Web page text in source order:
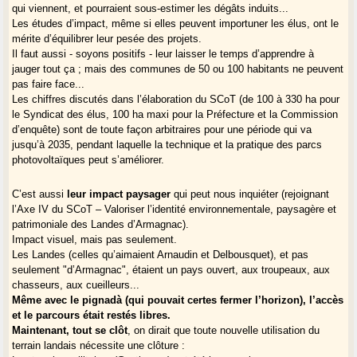
qui viennent, et pourraient sous-estimer les dégâts induits...
Les études d’impact, même si elles peuvent importuner les élus, ont le
mérite d’équilibrer leur pesée des projets.
Il faut aussi - soyons positifs - leur laisser le temps d’apprendre à
jauger tout ça ; mais des communes de 50 ou 100 habitants ne peuvent
pas faire face...
Les chiffres discutés dans l’élaboration du SCoT (de 100 à 330 ha pour
le Syndicat des élus, 100 ha maxi pour la Préfecture et la Commission
d’enquête) sont de toute façon arbitraires pour une période qui va
jusqu’à 2035, pendant laquelle la technique et la pratique des parcs
photovoltaïques peut s’améliorer.
C’est aussi leur impact paysager qui peut nous inquiéter (rejoignant
l’Axe IV du SCoT – Valoriser l’identité environnementale, paysagère et
patrimoniale des Landes d’Armagnac).
Impact visuel, mais pas seulement.
Les Landes (celles qu’aimaient Arnaudin et Delbousquet), et pas
seulement "d’Armagnac", étaient un pays ouvert, aux troupeaux, aux
chasseurs, aux cueilleurs...
Même avec le pignadà (qui pouvait certes fermer l’horizon), l’accès
et le parcours était restés libres.
Maintenant, tout se clôt, on dirait que toute nouvelle utilisation du
terrain landais nécessite une clôture :